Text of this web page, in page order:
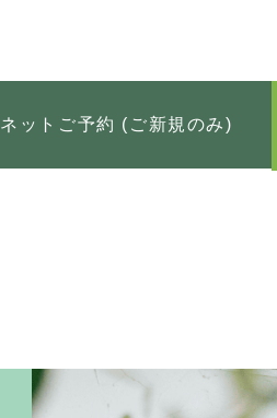
ネットご予約 (ご新規のみ)